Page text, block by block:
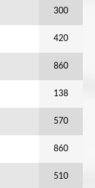
300
420
860
138
570
860
510